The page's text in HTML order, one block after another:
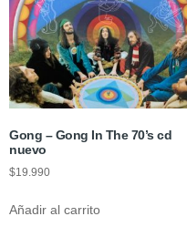
Gong – Gong In The 70’s cd
nuevo
$19.990
Añadir al carrito